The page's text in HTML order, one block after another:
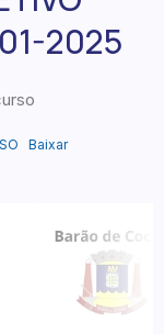
2025
Baixar